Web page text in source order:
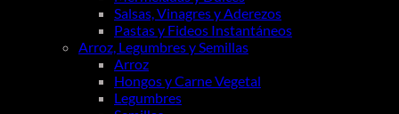
Salsas, Vinagres y Aderezos
Pastas y Fideos Instantáneos
Arroz, Legumbres y Semillas
Arroz
Hongos y Carne Vegetal
Legumbres